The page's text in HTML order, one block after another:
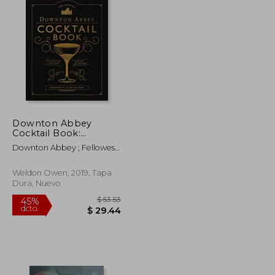
Downton Abbey
Cocktail Book:
Appropriate Libations
for all Occasions
Cookery) (en Inglés)
Downton Abbey ; Fellowes,
Weldon Owen, 2019, Tapa
Dura, Nuevo